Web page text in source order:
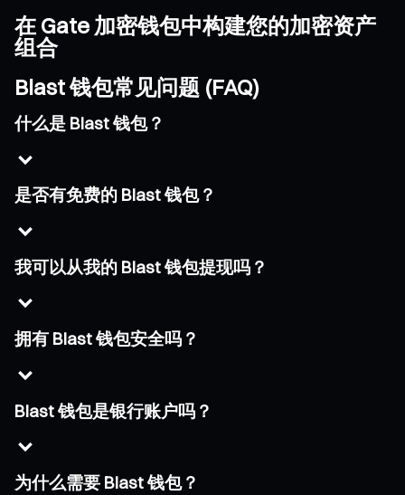
在 Gate 加密钱包中构建您的加密资产
组合
Blast 钱包常见问题 (FAQ)
什么是 Blast 钱包？
是否有免费的 Blast 钱包？
我可以从我的 Blast 钱包提现吗？
拥有 Blast 钱包安全吗？
Blast 钱包是银行账户吗？
为什么需要 Blast 钱包？